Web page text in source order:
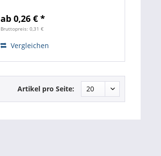
Arobiene® Luftpolstertasche ist
optimal zum Verschicken von
ab 0,26 € *
Bruttopreis: 0,31 €
Vergleichen
Artikel pro Seite: